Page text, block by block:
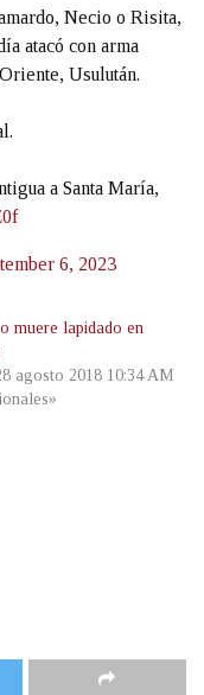
Necio o Risita,
atacó con arma
Usulután.
a Santa María,
6, 2023
muere lapidado en
agosto 2018 10:34 AM